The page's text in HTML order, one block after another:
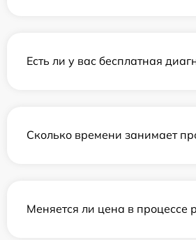
Есть ли у вас бесплатная
Сколько времени занимает
Меняется ли цена в процессе